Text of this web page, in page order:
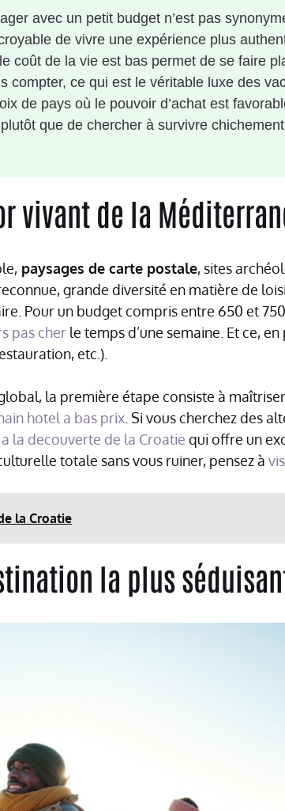
avec un petit budget n’est pas
de vivre une expérience plus
coût de la vie est bas permet de se faire
compter, ce qui est le véritable luxe des
de pays où le pouvoir d’achat est
plutôt que de chercher à survivre
vivant de la
paysages de carte postale, sites
grande diversité en matière de
Pour un budget compris entre 650 et
pas cher le temps d’une semaine. Et ce,
etc.).
la première étape consiste à
hotel a bas prix . Si vous cherchez des
a la decouverte de la Croatie qui offre un
totale sans vous ruiner, pensez à
la Croatie
la plus